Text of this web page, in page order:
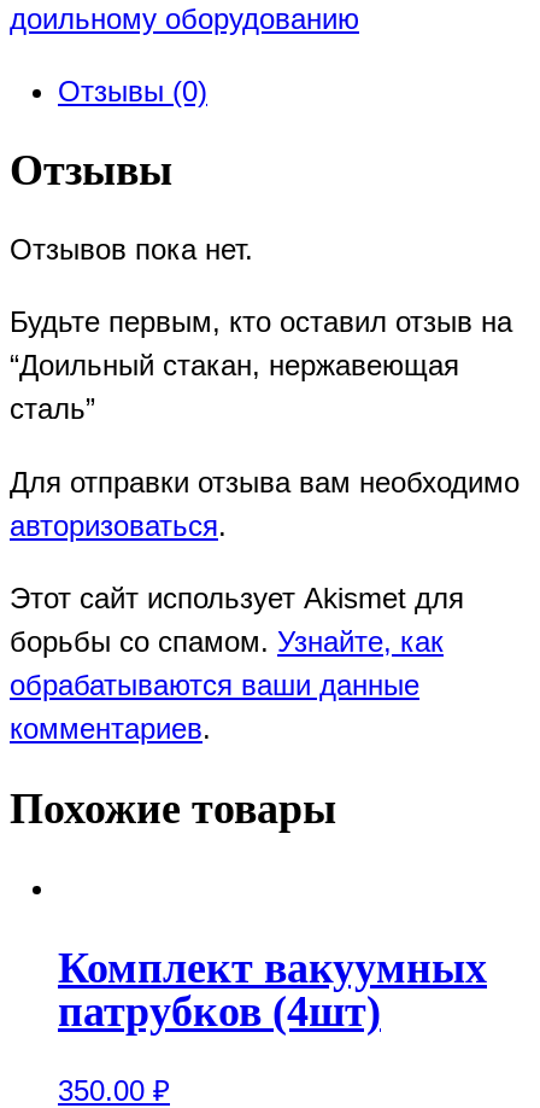
доильному оборудованию
Отзывы (0)
Отзывы
Отзывов пока нет.
Будьте первым, кто оставил отзыв на
“Доильный стакан, нержавеющая
сталь”
Для отправки отзыва вам необходимо
авторизоваться.
Этот сайт использует Akismet для
борьбы со спамом. Узнайте, как
обрабатываются ваши данные
комментариев.
Похожие товары
Комплект вакуумных
патрубков (4шт)
350.00 ₽